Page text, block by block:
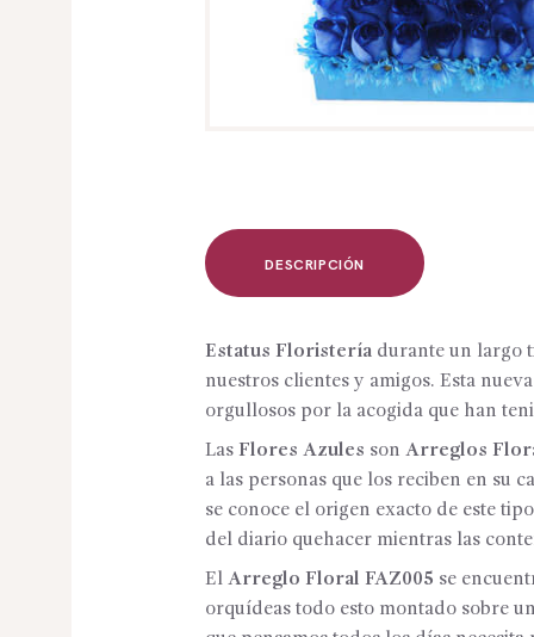
DESCRIPCIÓN
Estatus Floristería durante un largo
nuestros clientes y amigos. Esta
orgullosos por la acogida que han
Las Flores Azules son Arreglos
a las personas que los reciben en su
se conoce el origen exacto de este
del diario quehacer mientras las
El Arreglo Floral FAZ005 se
orquídeas todo esto montado sobre